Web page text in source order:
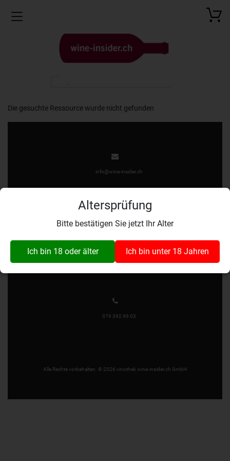
Altersprüfung
Bitte bestätigen Sie jetzt Ihr Alter
Ich bin 18 oder älter Ich bin unter 18 Jahren
Toggle navigation
Die gesuchte Ressource wurde nicht gefunden
info@wine-insider.ch
Wynaustrasse 1
4912 Aarwangen
079 392 99 03
Alle Rechte vorbehalten. © 2026 vinothek wine-insider.ch GmbH